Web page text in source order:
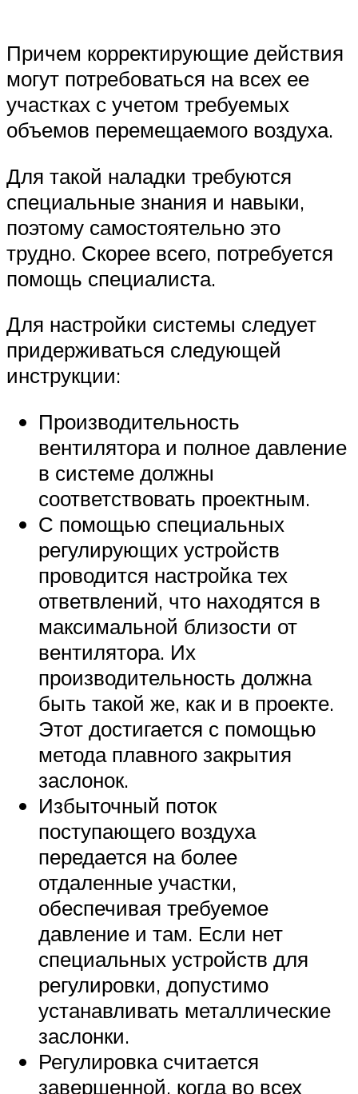
Причем корректирующие действия
могут потребоваться на всех ее
участках с учетом требуемых
объемов перемещаемого воздуха.
Для такой наладки требуются
специальные знания и навыки,
поэтому самостоятельно это
трудно. Скорее всего, потребуется
помощь специалиста.
Для настройки системы следует
придерживаться следующей
инструкции:
Производительность
вентилятора и полное давление
в системе должны
соответствовать проектным.
С помощью специальных
регулирующих устройств
проводится настройка тех
ответвлений, что находятся в
максимальной близости от
вентилятора. Их
производительность должна
быть такой же, как и в проекте.
Этот достигается с помощью
метода плавного закрытия
заслонок.
Избыточный поток
поступающего воздуха
передается на более
отдаленные участки,
обеспечивая требуемое
давление и там. Если нет
специальных устройств для
регулировки, допустимо
устанавливать металлические
заслонки.
Регулировка считается
завершенной, когда во всех